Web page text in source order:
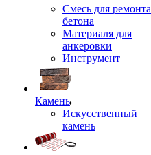
Смесь для ремонта
бетона
Материаля для
анкеровки
Инструмент
Камень
Искусственный
камень